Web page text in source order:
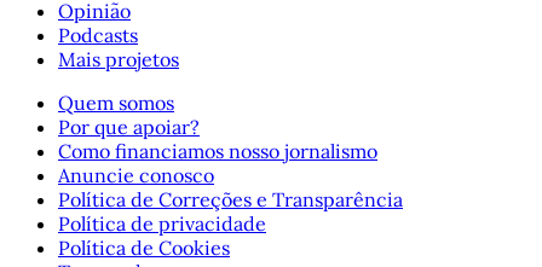
Opinião
Podcasts
Mais projetos
Quem somos
Por que apoiar?
Como financiamos nosso jornalismo
Anuncie conosco
Política de Correções e Transparência
Política de privacidade
Política de Cookies